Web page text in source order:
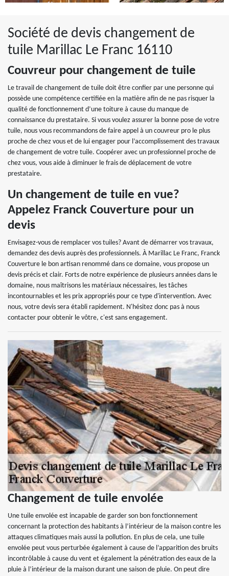
Société de devis changement de
tuile Marillac Le Franc 16110
Couvreur pour changement de tuile
Le travail de changement de tuile doit être confier par une personne qui
possède une compétence certifiée en la matière afin de ne pas risquer la
qualité de fonctionnement d’une toiture à cause du manque de
connaissance du prestataire. Si vous voulez assurer la bonne pose de votre
tuile, nous vous recommandons de faire appel à un couvreur pro le plus
proche de chez vous et de lui engager pour l’accomplissement des travaux
de changement de votre tuile. Coopérer avec un professionnel proche de
chez vous, vous aide à diminuer le frais de déplacement de votre
prestataire.
Un changement de tuile en vue?
Appelez Franck Couverture pour un
devis
Envisagez-vous de remplacer vos tuiles? Avant de démarrer vos travaux,
demandez des devis auprès des professionnels. À Marillac Le Franc, Franck
Couverture le bon artisan renommé dans ce domaine, vous propose un
devis précis et clair. Forts de notre expérience de plusieurs années dans le
domaine, nous maîtrisons les matériaux nécessaires, les tâches
incontournables et les prix appropriés pour ce type d'intervention. Avec
nous, votre devis sera établi rapidement. N'hésitez donc pas à nous
contacter pour obtenir le vôtre, c'est sans engagement.
Changement de tuile envolée
Une tuile envolée est incapable de garder son bon fonctionnement
concernant la protection des habitants à l’intérieur de la maison contre les
attaques climatiques mais aussi la pollution. En plus de cela, une tuile
envolée peut vous perturbée également à cause de l’apparition des bruits
incontrôlable à cause du vent et également la pénétration des eaux de la
pluie à l’intérieur de la maison durant une saison de pluie. On peut dire